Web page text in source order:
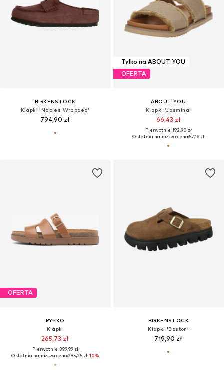
BIRKENSTOCK
Klapki 'Naples Wrapped'
794,90 zł
Tylko na ABOUT YOU
OFERTA
ABOUT YOU
Klapki 'Jasmina'
66,43 zł
Pierwotnie: 192,90 zł
Ostatnia najniższa cena:57,16 zł
OFERTA
RYŁKO
Klapki
265,73 zł
Pierwotnie: 399,99 zł
Ostatnia najniższa cena:295,25 zł-10%
BIRKENSTOCK
Klapki 'Boston'
719,90 zł